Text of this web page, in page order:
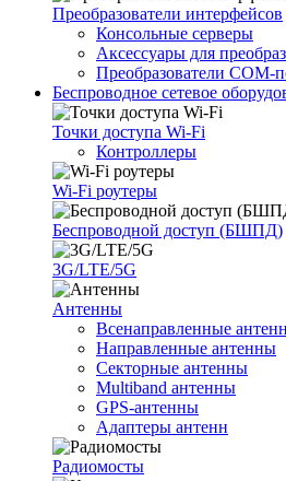
Преобразователи интерфейсов
Консольные серверы
Аксессуары для
Преобразователи COM-
Беспроводное сетевое
Точки доступа Wi-Fi
Контроллеры
Wi-Fi роутеры
Беспроводной доступ (БШПД)
3G/LTE/5G
Антенны
Всенаправленные
Направленные антенны
Секторные антенны
Multiband антенны
GPS-антенны
Адаптеры антенн
Радиомосты